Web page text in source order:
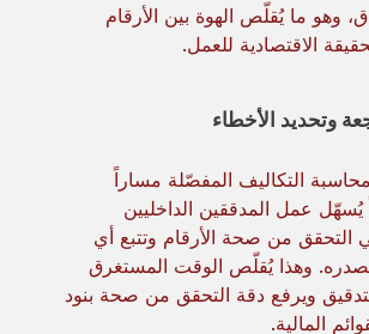
وهو ما يُقلّص الهوة بين الأرقام
الاقتصادية للعمل.
وتحديد الأخطاء
التكاليف المفصّلة مساراً
يُسهّل عمل المدققين الداخليين
التحقق من صحة الأرقام وتتبع أي
وهذا يُقلّص الوقت المستغرق
ويرفع دقة التحقق من صحة بنود
المالية.